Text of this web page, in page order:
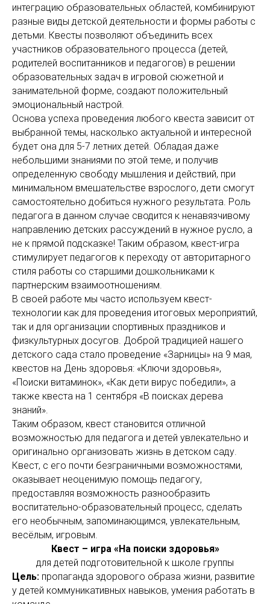
интеграцию образовательных областей, комбинируют
разные виды детской деятельности и формы работы с
детьми. Квесты позволяют объединить всех
участников образовательного процесса (детей,
родителей воспитанников и педагогов) в решении
образовательных задач в игровой сюжетной и
занимательной форме, создают положительный
эмоциональный настрой.
Основа успеха проведения любого квеста зависит от
выбранной темы, насколько актуальной и интересной
будет она для 5-7 летних детей. Обладая даже
небольшими знаниями по этой теме, и получив
определенную свободу мышления и действий, при
минимальном вмешательстве взрослого, дети смогут
самостоятельно добиться нужного результата. Роль
педагога в данном случае сводится к ненавязчивому
направлению детских рассуждений в нужное русло, а
не к прямой подсказке! Таким образом, квест-игра
стимулирует педагогов к переходу от авторитарного
стиля работы со старшими дошкольниками к
партнерским взаимоотношениям.
В своей работе мы часто используем квест-
технологии как для проведения итоговых мероприятий,
так и для организации спортивных праздников и
физкультурных досугов. Доброй традицией нашего
детского сада стало проведение «Зарницы» на 9 мая,
квестов на День здоровья: «Ключи здоровья»,
«Поиски витаминок», «Как дети вирус победили», а
также квеста на 1 сентября «В поисках дерева
знаний».
Таким образом, квест становится отличной
возможностью для педагога и детей увлекательно и
оригинально организовать жизнь в детском саду.
Квест, с его почти безграничными возможностями,
оказывает неоценимую помощь педагогу,
предоставляя возможность разнообразить
воспитательно-образовательный процесс, сделать
его необычным, запоминающимся, увлекательным,
весёлым, игровым.
Квест – игра «На поиски здоровья»
для детей подготовительной к школе группы
Цель: пропаганда здорового образа жизни, развитие
у детей коммуникативных навыков, умения работать в